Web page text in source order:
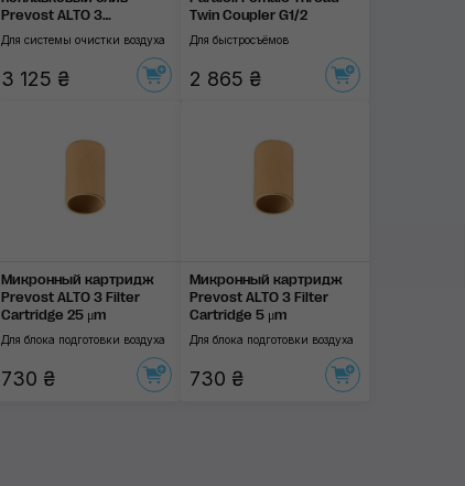
Prevost ALTO 3
Automatic Float Drain
Для системы очистки воздуха
3 125 ₴
Twin Coupler G1/2
Для быстросъёмов
2 865 ₴
Микронный картридж
Prevost ALTO 3 Filter
Cartridge 25 μm
Для блока подготовки воздуха
730 ₴
Микронный картридж
Prevost ALTO 3 Filter
Cartridge 5 μm
Для блока подготовки воздуха
730 ₴